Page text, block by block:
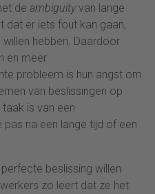
de ambiguityvan lange
dat er iets fout kan gaan,
hebben. Daardoor
en meer
probleem is hun angst om
van beslissingen op
is van een
na een lange tijd of een
beslissing willen
zo leert dat ze het